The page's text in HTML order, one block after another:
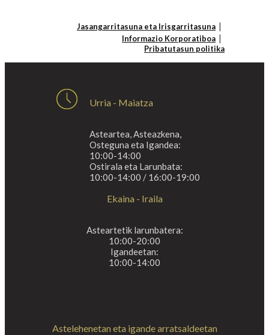
Jasangarritasuna eta Irisgarritasuna
Informazio Korporatiboa
Pribatutasun politika
Urria - Maiatza
Asteartea, Asteazkena,
Osteguna eta Igandea:
10:00-14:00
Ostirala eta Larunbata:
10:00-14:00 / 16:00-19:00
Ekaina - Iraila
Asteartetik larunbatera:
10:00-20:00
Igandeetan:
10:00-14:00
Astelehenetan eta igande arratsaldeetan